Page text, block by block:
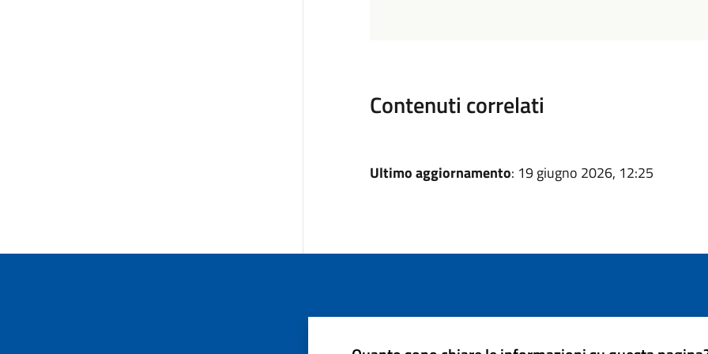
Contenuti correlati
Ultimo aggiornamento: 19 giugno 2026, 12:25